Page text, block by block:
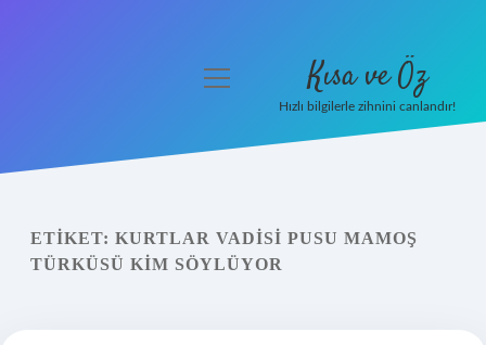
Yasal Uyarı
menüyü
Kısa ve Öz
Hızlı bilgilerle zihnini canlandır!
ETIKET: KURTLAR VADISI PUSU MAMOŞ
TÜRKÜSÜ KIM SÖYLÜYOR